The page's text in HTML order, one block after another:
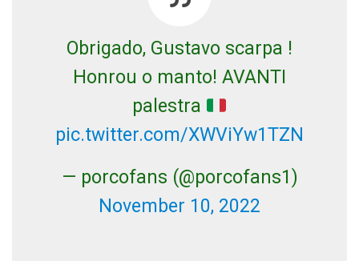
Obrigado, Gustavo scarpa !
Honrou o manto! AVANTI
palestra
pic.twitter.com/XWViYw1TZN
— porcofans (@porcofans1)
November 10, 2022